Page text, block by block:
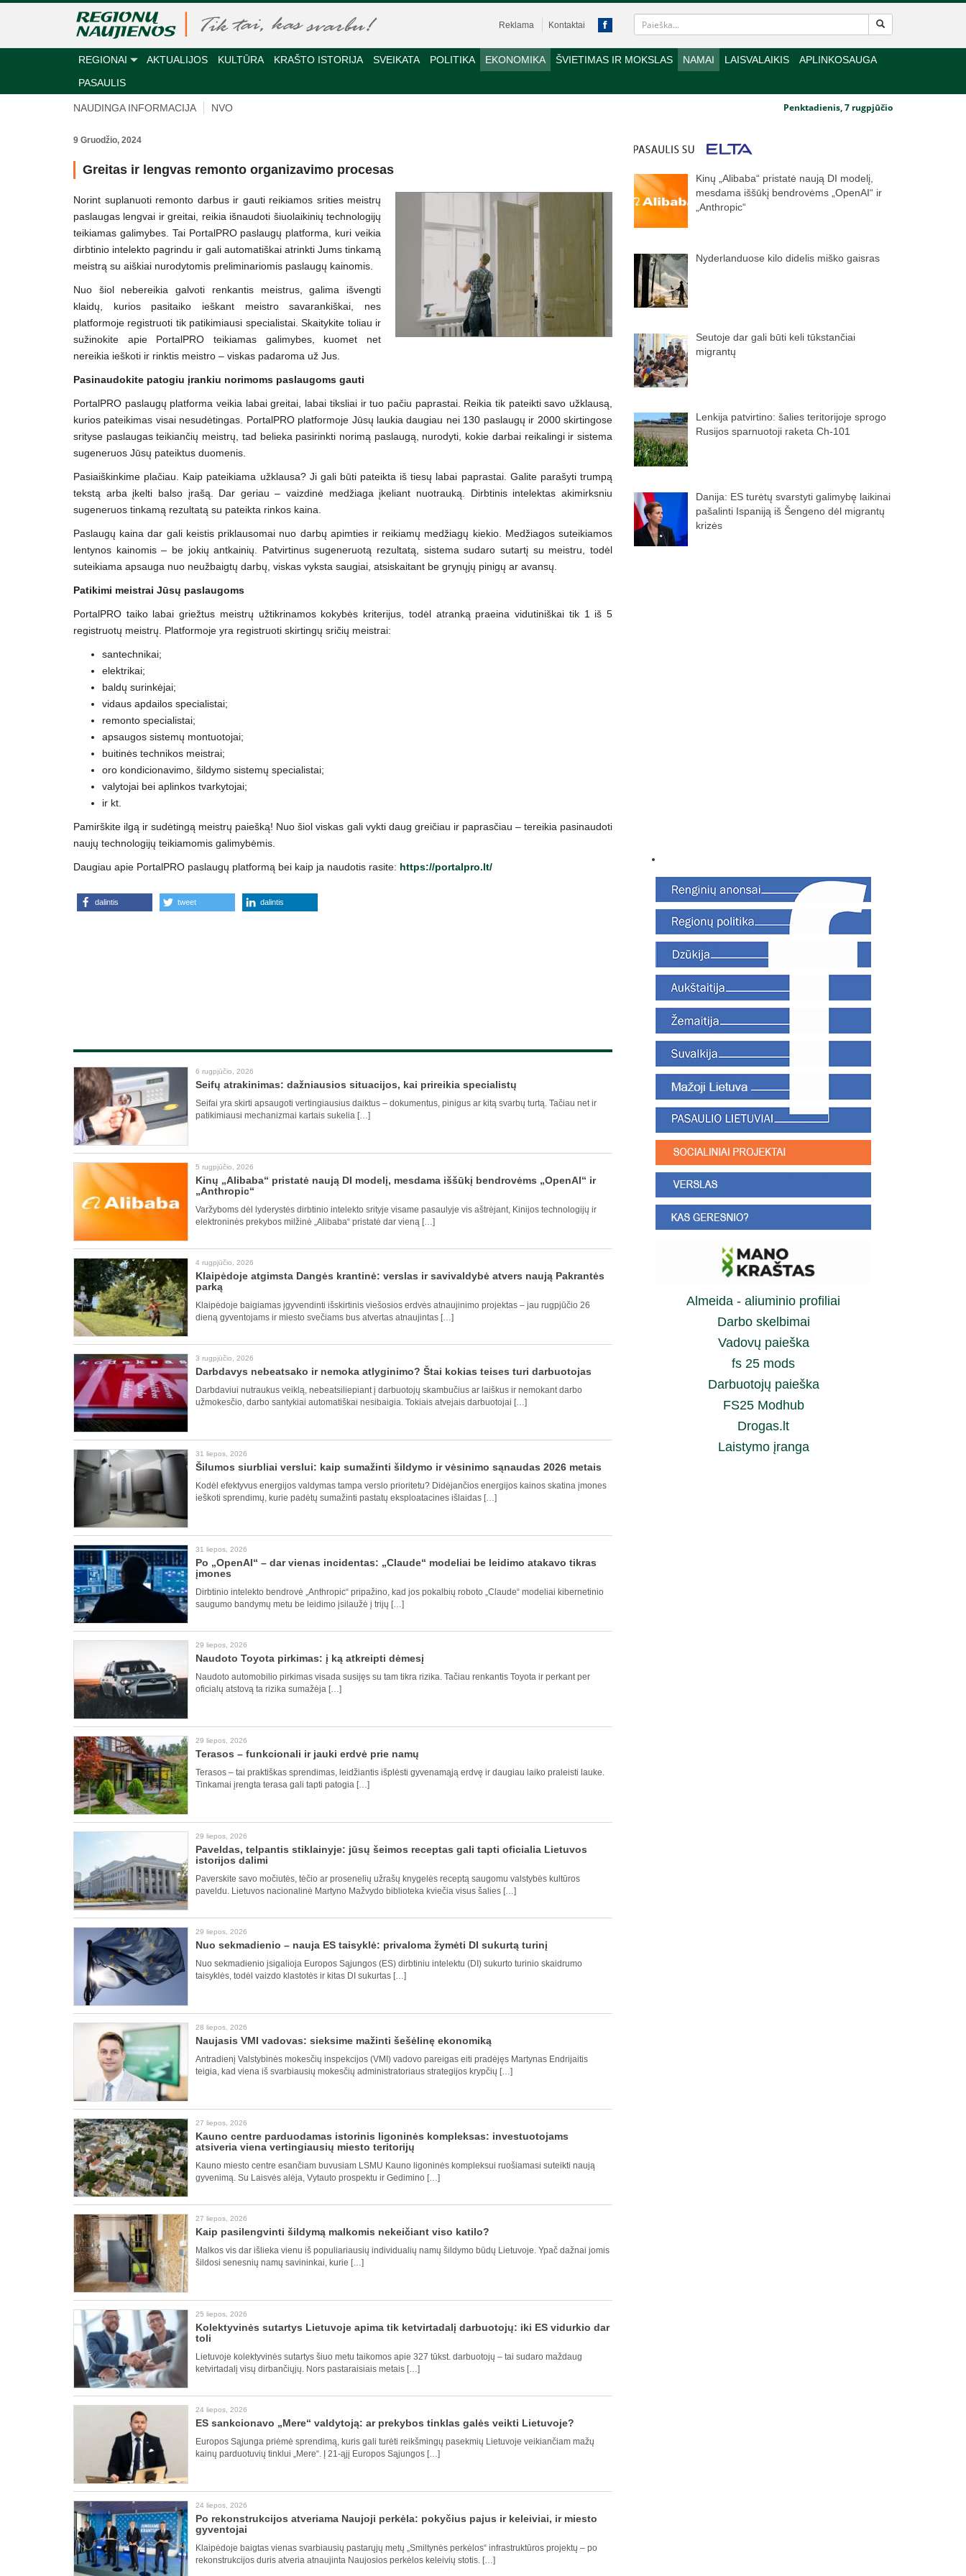
Reklama Kontaktai
REGIONAI AKTUALIJOS KULTŪRA KRAŠTO ISTORIJA SVEIKATA POLITIKA EKONOMIKA ŠVIETIMAS IR MOKSLAS NAMAI LAISVALAIKIS
APLINKOSAUGA
PASAULIS
Penktadienis, 7 rugpjūčio
NAUDINGA INFORMACIJA NVO
9 Gruodžio, 2024
Greitas ir lengvas remonto organizavimo procesas
Norint suplanuoti remonto darbus ir gauti reikiamos srities meistrų
paslaugas lengvai ir greitai, reikia išnaudoti šiuolaikinių technologijų
teikiamas galimybes. Tai PortalPRO paslaugų platforma, kuri veikia
dirbtinio intelekto pagrindu ir gali automatiškai atrinkti Jums tinkamą
meistrą su aiškiai nurodytomis preliminariomis paslaugų kainomis.
Nuo šiol nebereikia galvoti renkantis meistrus, galima išvengti
klaidų, kurios pasitaiko ieškant meistro savarankiškai, nes
platformoje registruoti tik patikimiausi specialistai. Skaitykite toliau ir
sužinokite apie PortalPRO teikiamas galimybes, kuomet net
nereikia ieškoti ir rinktis meistro – viskas padaroma už Jus.
Pasinaudokite patogiu įrankiu norimoms paslaugoms gauti
PortalPRO paslaugų platforma veikia labai greitai, labai tiksliai ir tuo pačiu paprastai. Reikia tik pateikti savo užklausą,
kurios pateikimas visai nesudėtingas. PortalPRO platformoje Jūsų laukia daugiau nei 130 paslaugų ir 2000 skirtingose
srityse paslaugas teikiančių meistrų, tad belieka pasirinkti norimą paslaugą, nurodyti, kokie darbai reikalingi ir sistema
sugeneruos Jūsų pateiktus duomenis.
Pasiaiškinkime plačiau. Kaip pateikiama užklausa? Ji gali būti pateikta iš tiesų labai paprastai. Galite parašyti trumpą
tekstą arba įkelti balso įrašą. Dar geriau – vaizdinė medžiaga įkeliant nuotrauką. Dirbtinis intelektas akimirksniu
sugeneruos tinkamą rezultatą su pateikta rinkos kaina.
Paslaugų kaina dar gali keistis priklausomai nuo darbų apimties ir reikiamų medžiagų kiekio. Medžiagos suteikiamos
lentynos kainomis – be jokių antkainių. Patvirtinus sugeneruotą rezultatą, sistema sudaro sutartį su meistru, todėl
suteikiama apsauga nuo neužbaigtų darbų, viskas vyksta saugiai, atsiskaitant be grynųjų pinigų ar avansų.
Patikimi meistrai Jūsų paslaugoms
PortalPRO taiko labai griežtus meistrų užtikrinamos kokybės kriterijus, todėl atranką praeina vidutiniškai tik 1 iš 5
registruotų meistrų. Platformoje yra registruoti skirtingų sričių meistrai:
santechnikai;
elektrikai;
baldų surinkėjai;
vidaus apdailos specialistai;
remonto specialistai;
apsaugos sistemų montuotojai;
buitinės technikos meistrai;
oro kondicionavimo, šildymo sistemų specialistai;
valytojai bei aplinkos tvarkytojai;
ir kt.
Pamirškite ilgą ir sudėtingą meistrų paiešką! Nuo šiol viskas gali vykti daug greičiau ir paprasčiau – tereikia pasinaudoti
naujų technologijų teikiamomis galimybėmis.
Daugiau apie PortalPRO paslaugų platformą bei kaip ja naudotis rasite: https://portalpro.lt/
dalintis tweet dalintis
6 rugpjūčio, 2026
Seifų atrakinimas: dažniausios situacijos, kai prireikia specialistų
Seifai yra skirti apsaugoti vertingiausius daiktus – dokumentus, pinigus ar kitą svarbų turtą. Tačiau net ir
patikimiausi mechanizmai kartais sukelia […]
5 rugpjūčio, 2026
Kinų „Alibaba“ pristatė naują DI modelį, mesdama iššūkį bendrovėms „OpenAI“ ir
„Anthropic“
Varžyboms dėl lyderystės dirbtinio intelekto srityje visame pasaulyje vis aštrėjant, Kinijos technologijų ir
elektroninės prekybos milžinė „Alibaba“ pristatė dar vieną […]
4 rugpjūčio, 2026
Klaipėdoje atgimsta Dangės krantinė: verslas ir savivaldybė atvers naują Pakrantės
parką
Klaipėdoje baigiamas įgyvendinti išskirtinis viešosios erdvės atnaujinimo projektas – jau rugpjūčio 26
dieną gyventojams ir miesto svečiams bus atvertas atnaujintas […]
3 rugpjūčio, 2026
Darbdavys nebeatsako ir nemoka atlyginimo? Štai kokias teises turi darbuotojas
Darbdaviui nutraukus veiklą, nebeatsiliepiant į darbuotojų skambučius ar laiškus ir nemokant darbo
užmokesčio, darbo santykiai automatiškai nesibaigia. Tokiais atvejais darbuotojai […]
31 liepos, 2026
Šilumos siurbliai verslui: kaip sumažinti šildymo ir vėsinimo sąnaudas 2026 metais
Kodėl efektyvus energijos valdymas tampa verslo prioritetu? Didėjančios energijos kainos skatina įmones
ieškoti sprendimų, kurie padėtų sumažinti pastatų eksploatacines išlaidas […]
31 liepos, 2026
Po „OpenAI“ – dar vienas incidentas: „Claude“ modeliai be leidimo atakavo tikras
įmones
Dirbtinio intelekto bendrovė „Anthropic“ pripažino, kad jos pokalbių roboto „Claude“ modeliai kibernetinio
saugumo bandymų metu be leidimo įsilaužė į trijų […]
29 liepos, 2026
Naudoto Toyota pirkimas: į ką atkreipti dėmesį
Naudoto automobilio pirkimas visada susijęs su tam tikra rizika. Tačiau renkantis Toyota ir perkant per
oficialų atstovą ta rizika sumažėja […]
29 liepos, 2026
Terasos – funkcionali ir jauki erdvė prie namų
Terasos – tai praktiškas sprendimas, leidžiantis išplėsti gyvenamąją erdvę ir daugiau laiko praleisti lauke.
Tinkamai įrengta terasa gali tapti patogia […]
29 liepos, 2026
Paveldas, telpantis stiklainyje: jūsų šeimos receptas gali tapti oficialia Lietuvos
istorijos dalimi
Paverskite savo močiutės, tėčio ar prosenelių užrašų knygelės receptą saugomu valstybės kultūros
paveldu. Lietuvos nacionalinė Martyno Mažvydo biblioteka kviečia visus šalies […]
29 liepos, 2026
Nuo sekmadienio – nauja ES taisyklė: privaloma žymėti DI sukurtą turinį
Nuo sekmadienio įsigalioja Europos Sąjungos (ES) dirbtiniu intelektu (DI) sukurto turinio skaidrumo
taisyklės, todėl vaizdo klastotės ir kitas DI sukurtas […]
28 liepos, 2026
Naujasis VMI vadovas: sieksime mažinti šešėlinę ekonomiką
Antradienį Valstybinės mokesčių inspekcijos (VMI) vadovo pareigas eiti pradėjęs Martynas Endrijaitis
teigia, kad viena iš svarbiausių mokesčių administratoriaus strategijos krypčių […]
27 liepos, 2026
Kauno centre parduodamas istorinis ligoninės kompleksas: investuotojams
atsiveria viena vertingiausių miesto teritorijų
Kauno miesto centre esančiam buvusiam LSMU Kauno ligoninės kompleksui ruošiamasi suteikti naują
gyvenimą. Su Laisvės alėja, Vytauto prospektu ir Gedimino […]
27 liepos, 2026
Kaip pasilengvinti šildymą malkomis nekeičiant viso katilo?
Malkos vis dar išlieka vienu iš populiariausių individualių namų šildymo būdų Lietuvoje. Ypač dažnai jomis
šildosi senesnių namų savininkai, kurie […]
25 liepos, 2026
Kolektyvinės sutartys Lietuvoje apima tik ketvirtadalį darbuotojų: iki ES vidurkio dar
toli
Lietuvoje kolektyvinės sutartys šiuo metu taikomos apie 327 tūkst. darbuotojų – tai sudaro maždaug
ketvirtadalį visų dirbančiųjų. Nors pastaraisiais metais […]
24 liepos, 2026
ES sankcionavo „Mere“ valdytoją: ar prekybos tinklas galės veikti Lietuvoje?
Europos Sąjunga priėmė sprendimą, kuris gali turėti reikšmingų pasekmių Lietuvoje veikiančiam mažų
kainų parduotuvių tinklui „Mere“. Į 21-ąjį Europos Sąjungos […]
24 liepos, 2026
Po rekonstrukcijos atveriama Naujoji perkėla: pokyčius pajus ir keleiviai, ir miesto
gyventojai
Klaipėdoje baigtas vienas svarbiausių pastarųjų metų „Smiltynės perkėlos“ infrastruktūros projektų – po
rekonstrukcijos duris atveria atnaujinta Naujosios perkėlos keleivių stotis. […]
Kinų „Alibaba“ pristatė naują DI modelį,
mesdama iššūkį bendrovėms „OpenAI“ ir
„Anthropic“
Nyderlanduose kilo didelis miško gaisras
Seutoje dar gali būti keli tūkstančiai
migrantų
Lenkija patvirtino: šalies teritorijoje sprogo
Rusijos sparnuotoji raketa Ch-101
Danija: ES turėtų svarstyti galimybę laikinai
pašalinti Ispaniją iš Šengeno dėl migrantų
krizės
Almeida - aliuminio profiliai
Darbo skelbimai
Vadovų paieška
fs 25 mods
Darbuotojų paieška
FS25 Modhub
Drogas.lt
Laistymo įranga